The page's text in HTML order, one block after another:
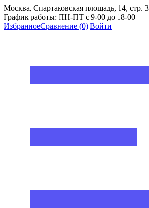
Москва, Спартаковская площадь, 14, стр. 3
График работы: ПН-ПТ с 9-00 до 18-00
ИзбранноеСравнение (0) Войти